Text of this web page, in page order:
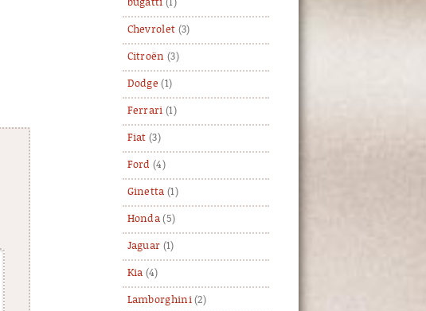
bugatti (1)
Chevrolet (3)
Citroën (3)
Dodge (1)
Ferrari (1)
Fiat (3)
Ford (4)
Ginetta (1)
Honda (5)
Jaguar (1)
Kia (4)
Lamborghini(2)